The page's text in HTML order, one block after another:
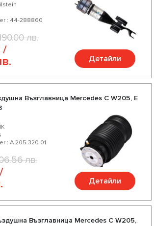
: 44-288860
лв.
/
Детайли
Възглавница Mercedes C W205, E
: A 205 320 01
лв.
Детайли
Възглавница Mercedes C W205,